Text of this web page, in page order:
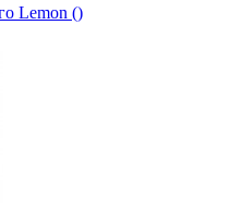
Lemon ()